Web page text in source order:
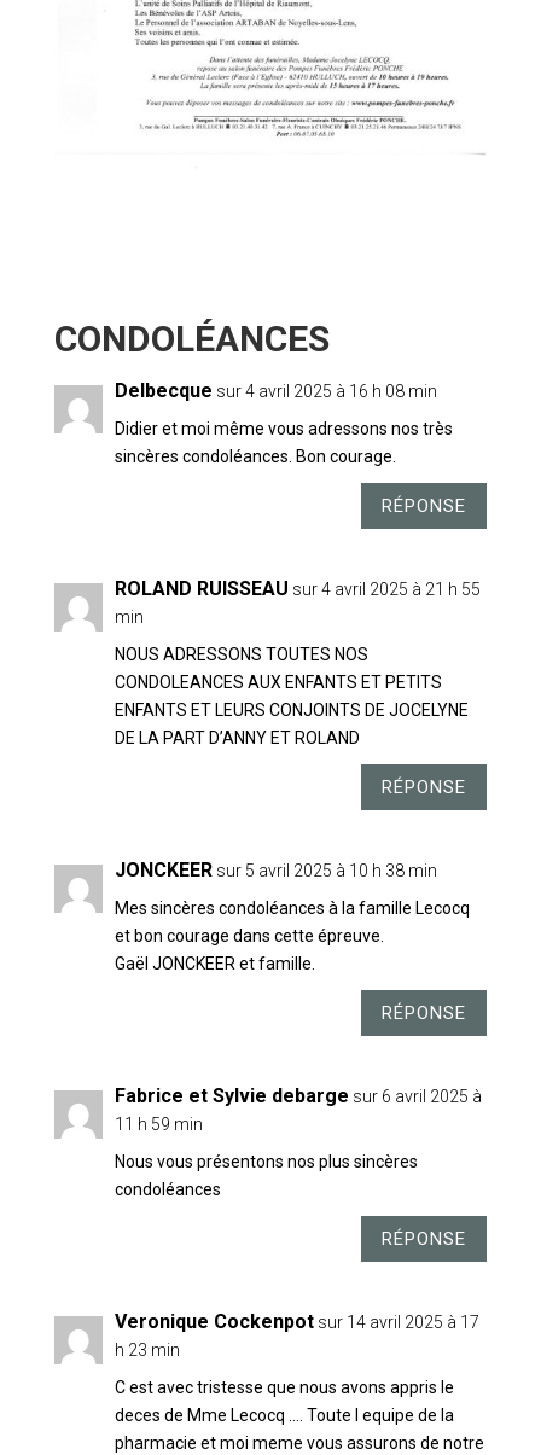
Delbecque sur 4 avril 2025 à 16 h 08 min
Didier et moi même vous adressons nos très
sincères condoléances. Bon courage.
RÉPONSE
ROLAND RUISSEAU sur 4 avril 2025 à 21 h 55
min
NOUS ADRESSONS TOUTES NOS
CONDOLEANCES AUX ENFANTS ET PETITS
ENFANTS ET LEURS CONJOINTS DE JOCELYNE
DE LA PART D’ANNY ET ROLAND
RÉPONSE
JONCKEER sur 5 avril 2025 à 10 h 38 min
Mes sincères condoléances à la famille Lecocq
et bon courage dans cette épreuve.
Gaël JONCKEER et famille.
RÉPONSE
Fabrice et Sylvie debarge sur 6 avril 2025 à
11 h 59 min
Nous vous présentons nos plus sincères
condoléances
RÉPONSE
Veronique Cockenpot sur 14 avril 2025 à 17
h 23 min
C est avec tristesse que nous avons appris le
deces de Mme Lecocq …. Toute l equipe de la
pharmacie et moi meme vous assurons de notre